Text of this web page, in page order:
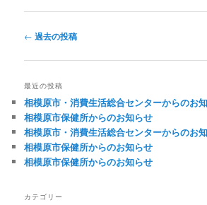
投
ナ
ー
シ
ョ
ン
← 過去の投稿
最近の投稿
相模原市・消費生活総合センターからのお
相模原市保健所からのお知らせ
相模原市・消費生活総合センターからのお
相模原市保健所からのお知らせ
相模原市保健所からのお知らせ
カテゴリー